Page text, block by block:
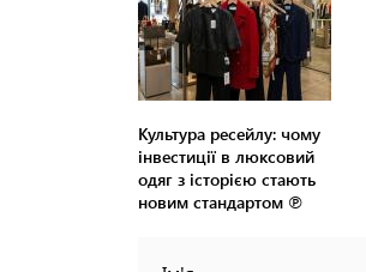
Культура ресейлу: чому
інвестиції в люксовий
одяг з історією стають
новим стандартом ℗